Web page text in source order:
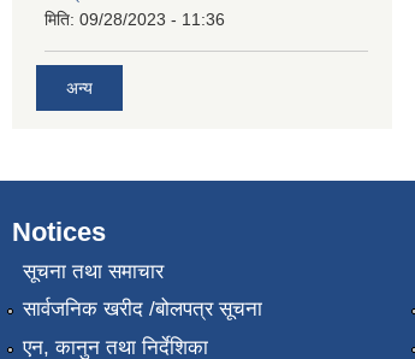
मिति: 09/28/2023 - 11:36
अन्य
Notices
सूचना तथा समाचार
सार्वजनिक खरीद /बोलपत्र सूचना
एन, कानुन तथा निर्देशिका